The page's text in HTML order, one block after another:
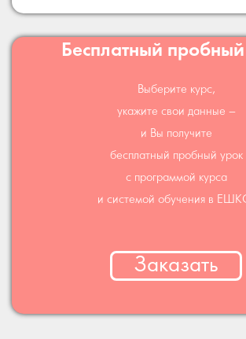
Бесплатный
Выберите курс,
укажите свои данные –
и Вы получите
бесплатный пробный урок
с программой курса
и системой обучения в
Заказать